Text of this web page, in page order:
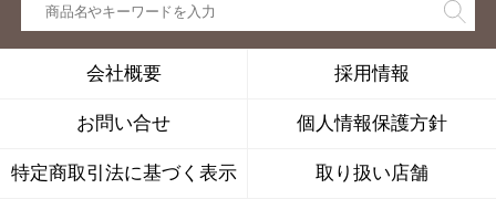
会社概要 採用情報
お問い合せ 個人情報保護方針
特定商取引法に基づく表示 取り扱い店舗